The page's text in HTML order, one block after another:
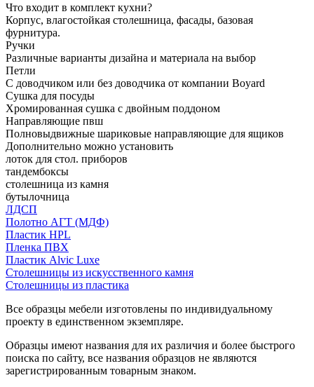
Что входит в комплект кухни?
Корпус, влагостойкая столешница, фасады, базовая
фурнитура.
Ручки
Различные варианты дизайна и материала на выбор
Петли
С доводчиком или без доводчика от компании Boyard
Сушка для посуды
Хромированная сушка с двойным поддоном
Направляющие пвш
Полновыдвижные шариковые направляющие для ящиков
Дополнительно можно установить
лоток для стол. приборов
тандембоксы
столешница из камня
бутылочница
ЛДСП
Полотно АГТ (МДФ)
Пластик HPL
Пленка ПВХ
Пластик Alvic Luxe
Столешницы из искусственного камня
Столешницы из пластика
Все образцы мебели изготовлены по индивидуальному
проекту в единственном экземпляре.
Образцы имеют названия для их различия и более быстрого
поиска по сайту, все названия образцов не являются
зарегистрированным товарным знаком.